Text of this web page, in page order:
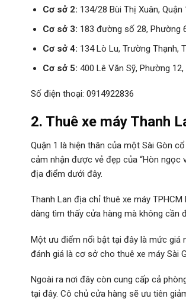
Cơ sở 2: 134/28 Bùi Thị Xuân, Quận
Cơ sở 3: 183 đường số 28, Phường
Cơ sở 4: 134 Lò Lu, Trường Thạnh,
Cơ sở 5: 400 Lê Văn Sỹ, Phường 12,
Số điện thoại: 0914922836
2. Thuê xe máy Thanh
Quận 1 là hiện thân của một Sài Gòn
cảm nhận được vẻ đẹp của “Hòn ngọc
địa điểm dưới đây.
Thanh Lan địa chỉ thuê xe máy
dàng tìm thấy cửa hàng mà không cần
Một ưu điểm nổi bật tại đây là mức giá
đánh giá là cơ sở cho thuê xe máy Sài
Ngoài ra nơi đây còn cung cấp cả
tại đây. Cô chủ cửa hàng sẽ ưu tiên